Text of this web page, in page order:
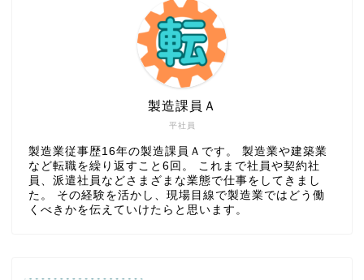
平社員
製造課員Ａ
製造業従事歴16年の製造課員Ａです。 製造業や建築業
など転職を繰り返すこと6回。 これまで社員や契約社
員、派遣社員などさまざまな業態で仕事をしてきまし
た。 その経験を活かし、現場目線で製造業ではどう働
くべきかを伝えていけたらと思います。